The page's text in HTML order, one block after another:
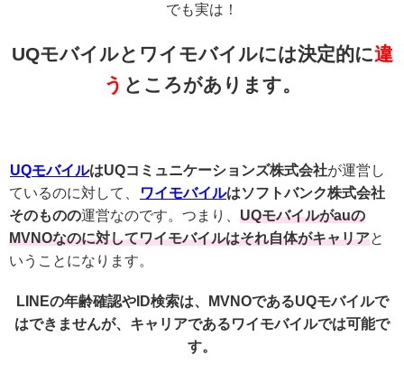
でも実は！
UQモバイルとワイモバイルには決定的に違
う ところがあります。
UQモバイルはUQコミュニケーションズ株式会社が運営し
ているのに対して、
ワイモバイルはソフトバンク株式会社
そのものの運営なのです。つまり、 UQモバイルがauの
MVNOなのに対してワイモバイルはそれ自体がキャリアと
いうことになります。
LINEの年齢確認やID検索は、MVNOであるUQモバイルで
はできませんが、キャリアであるワイモバイルでは可能で
す。